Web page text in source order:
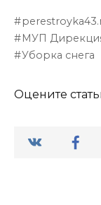
МУП
Уборка снега
Оцените